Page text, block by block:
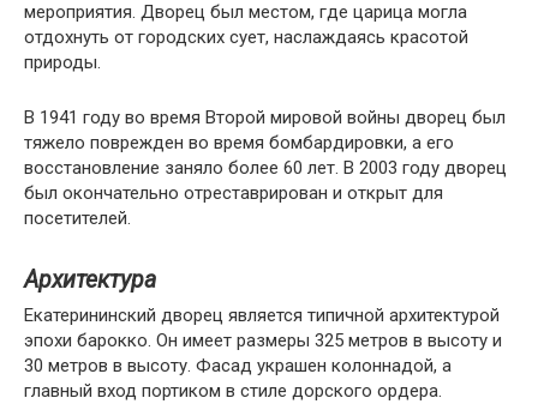
мероприятия. Дворец был местом, где царица могла
отдохнуть от городских сует, наслаждаясь красотой
природы.
В 1941 году во время Второй мировой войны дворец был
тяжело поврежден во время бомбардировки, а его
восстановление заняло более 60 лет. В 2003 году дворец
был окончательно отреставрирован и открыт для
посетителей.
Архитектура
Екатерининский дворец является типичной архитектурой
эпохи барокко. Он имеет размеры 325 метров в высоту и
30 метров в высоту. Фасад украшен колоннадой, а
главный вход портиком в стиле дорского ордера.